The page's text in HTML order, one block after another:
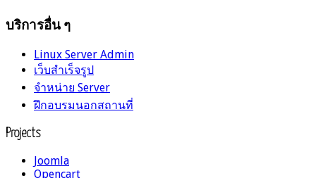
บริการอื่น ๆ
Linux Server Admin
เว็บสำเร็จรูป
จำหน่าย Server
ฝึกอบรมนอกสถานที่
Projects
Joomla
Opencart